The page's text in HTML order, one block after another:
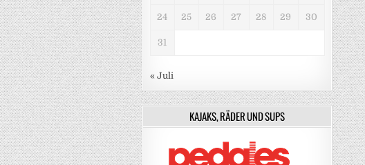
24 25 26 27 28 29 30
31
« Juli
KAJAKS, RÄDER UND SUPS